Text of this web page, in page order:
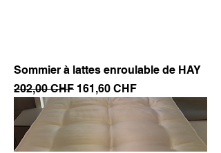
Sommier à lattes enroulable de HAY
Prix original
202,00 CHF Prix promotionnel
161,60 CHF